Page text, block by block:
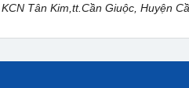
Tân Kim,tt.Cần Giuộc, Huyện